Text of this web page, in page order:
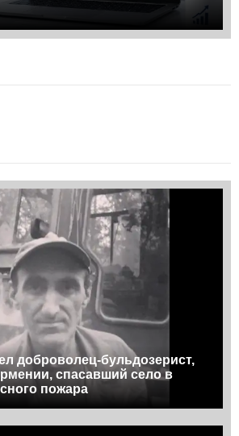
доброволец-бульдозерист,
спасавший село в
пожара